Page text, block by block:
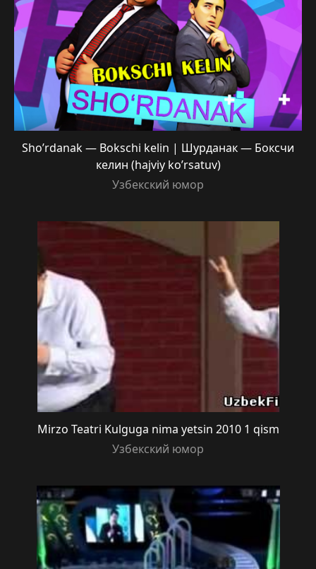
Sho’rdanak — Bokschi kelin | Шурданак — Боксчи
келин (hajviy ko’rsatuv)
Узбекский юмор
Mirzo Teatri Kulguga nima yetsin 2010 1 qism
Узбекский юмор